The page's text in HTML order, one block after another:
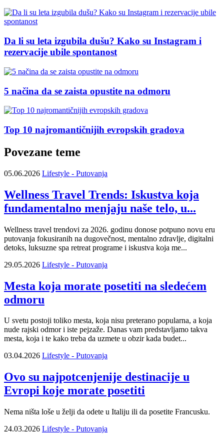
Da li su leta izgubila dušu? Kako su Instagram i
rezervacije ubile spontanost
5 načina da se zaista opustite na odmoru
Top 10 najromantičnijih evropskih gradova
Povezane teme
05.06.2026 Lifestyle - Putovanja
Wellness Travel Trends: Iskustva koja
fundamentalno menjaju naše telo, u...
Wellness travel trendovi za 2026. godinu donose potpuno novu eru
putovanja fokusiranih na dugovečnost, mentalno zdravlje, digitalni
detoks, luksuzne spa retreat programe i iskustva koja me...
29.05.2026 Lifestyle - Putovanja
Mesta koja morate posetiti na sledećem
odmoru
U svetu postoji toliko mesta, koja nisu preterano popularna, a koja
nude rajski odmor i iste pejzaže. Danas vam predstavljamo takva
mesta, koja i te kako treba da uzmete u obzir kada budet...
03.04.2026 Lifestyle - Putovanja
Ovo su najpotcenjenije destinacije u
Evropi koje morate posetiti
Nema ništa loše u želji da odete u Italiju ili da posetite Francusku.
24.03.2026 Lifestyle - Putovanja